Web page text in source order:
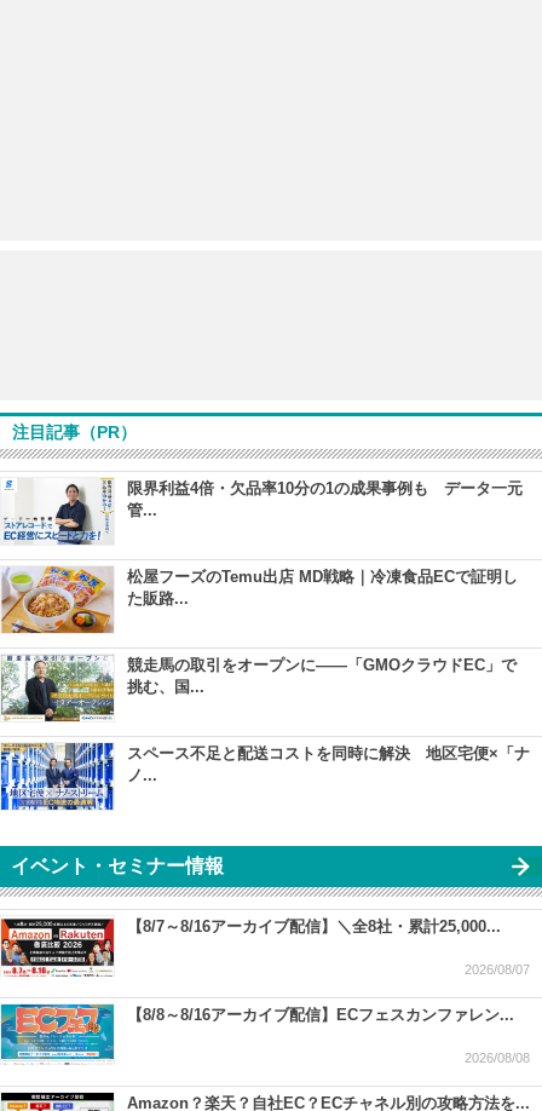
注目記事（PR）
限界利益4倍・欠品率10分の1の成果事例も データ一元
管...
松屋フーズのTemu出店 MD戦略｜冷凍食品ECで証明し
た販路...
競走馬の取引をオープンに――「GMOクラウドEC」で
挑む、国...
スペース不足と配送コストを同時に解決 地区宅便×「ナ
ノ...
イベント・セミナー情報
【8/7～8/16アーカイブ配信】＼全8社・累計25,000...
2026/08/07
【8/8～8/16アーカイブ配信】ECフェスカンファレン...
2026/08/08
Amazon？楽天？自社EC？ECチャネル別の攻略方法を...